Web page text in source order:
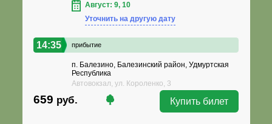
Август: 9, 10
Уточнить на другую дату
14:35 прибытие
п. Балезино, Балезинский район, Удмуртская
Республика
Автовокзал, ул. Короленко, 3
659 руб. Купить билет